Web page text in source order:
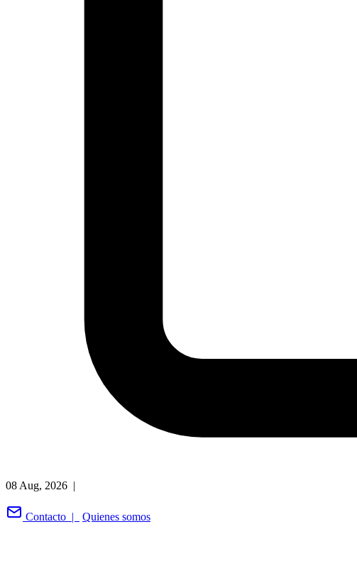
08 Aug, 2026 |
Contacto | Quienes somos